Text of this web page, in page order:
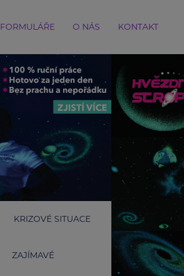
FORMULÁŘE O NÁS KONTAKT
KRIZOVÉ SITUACE
ZAJÍMAVÉ